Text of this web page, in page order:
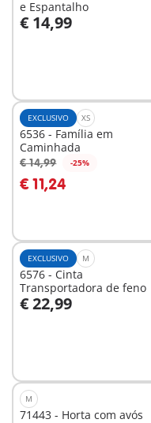
e Espantalho
€ 14,99
Ao carrinho
EXCLUSIVO XS
6536 - Família em
Caminhada
€ 14,99 -25%
€ 11,24
Ao carrinho
EXCLUSIVO M
6576 - Cinta
Transportadora de feno
€ 22,99
Ao carrinho
M
71443 - Horta com avós